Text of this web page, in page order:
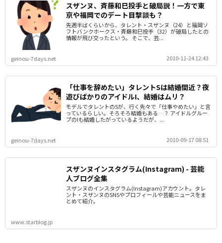
スザンヌ、斉藤和巳投手と破局説！一方で東
京や福岡でのデート目撃談も？
先週半ばくらいから、タレント・スザンヌ（24）と福岡ソ
フトバンクホークス・斉藤和巳投手（32）が破局したとの
情報が飛び交ったという。 そこで、芸...
geinou-7days.net 2010-11-24 12:43
「仕事を辞めたい」タレントSは結婚間近？夜
遊びばかりのアイドルI、結婚はムリ？
モデルでタレントのSが、行く先々で「仕事やめたい」と言
っているらしい。そろそろ結婚もある…？ アイドルグルー
プのIも結婚したがっているようだが、...
geinou-7days.net 2010-09-17 08:51
スザンヌインスタグラム(Instagram) - 芸能
人ブログ全集
スザンヌのインスタグラム(Instagram)アカウント。タレ
ント・スザンヌのSNSやプロフィールや芸能ニュースをま
とめて紹介。
www.starblog.jp